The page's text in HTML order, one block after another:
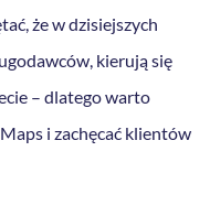
że w dzisiejszych
kierują się
– dlatego warto
i zachęcać klientów